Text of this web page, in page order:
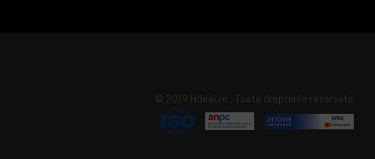
© 2019 Hdeal.ro , Toate drepturile rezervate